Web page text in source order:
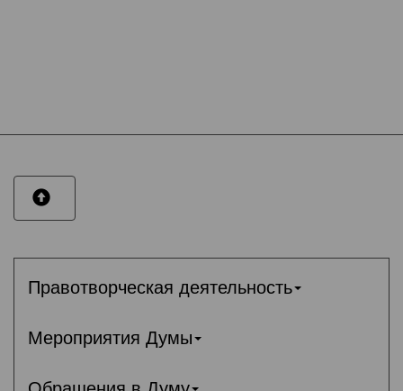
Правотворческая деятельность
Мероприятия Думы